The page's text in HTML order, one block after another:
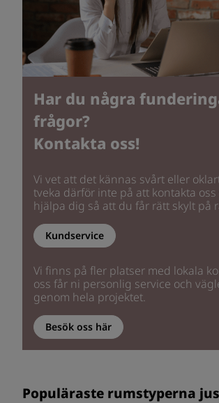
Har du några
frågor?
Kontakta oss!
Vi vet att det kännas svårt eller
tveka därför inte på att kontakta oss
hjälpa dig så att du får rätt skylt på
Kundservice
Vi finns på fler platser med lokala
oss får ni personlig service och
genom hela projektet.
Besök oss här
Populäraste rumstyperna